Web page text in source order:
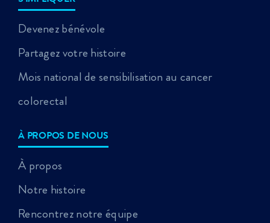
Devenez bénévole
Partagez votre histoire
Mois national de sensibilisation au cancer
colorectal
À PROPOS DE NOUS
À propos
Notre histoire
Rencontrez notre équipe